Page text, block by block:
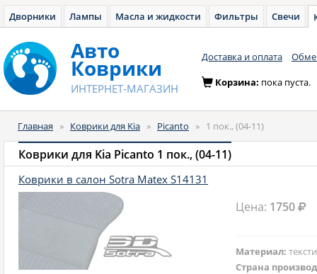
Дворники Лампы Масла и жидкости Фильтры Свечи
Авто
Коврики
ИНТЕРНЕТ-МАГАЗИН
Доставка и оплата
Корзина: пока пуста.
Главная » Коврики для Kia » Picanto » 1 пок., (04-11)
Коврики для Kia Picanto 1 пок., (04-11)
Коврики в салон Sotra Matex S14131
Цена: 1750
Материал:
Страна